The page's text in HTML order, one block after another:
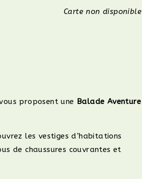
Carte non disponible
proposent une Balade Aventure
les vestiges d’habitations
de chaussures couvrantes et